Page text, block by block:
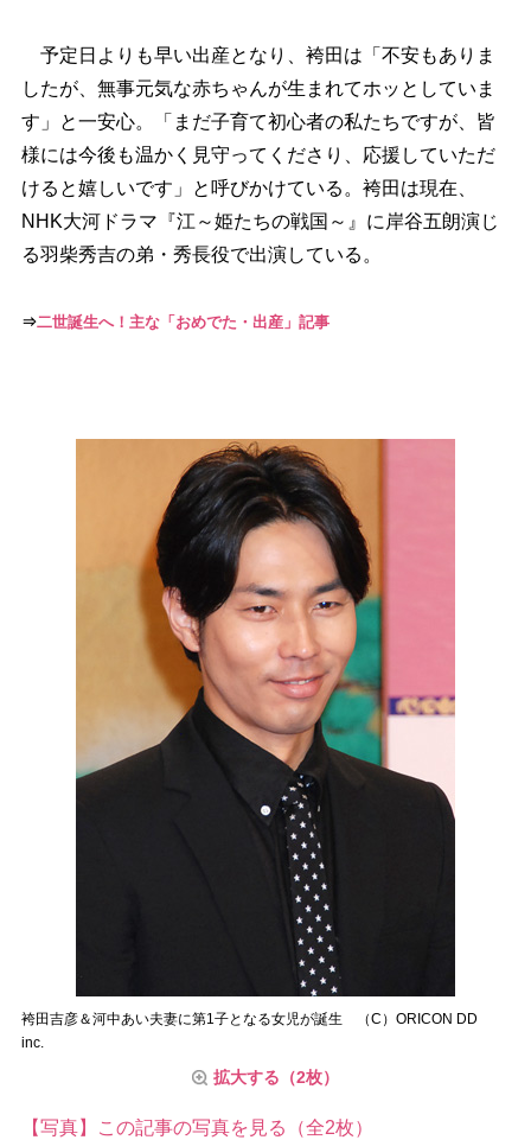
予定日よりも早い出産となり、袴田は「不安もありま
したが、無事元気な赤ちゃんが生まれてホッとしていま
す」と一安心。「まだ子育て初心者の私たちですが、皆
様には今後も温かく見守ってくださり、応援していただ
けると嬉しいです」と呼びかけている。袴田は現在、
NHK大河ドラマ『江～姫たちの戦国～』に岸谷五朗演じ
る羽柴秀吉の弟・秀長役で出演している。
⇒二世誕生へ！主な「おめでた・出産」記事
袴田吉彦＆河中あい夫妻に第1子となる女児が誕生 （C）ORICON DD
inc.
拡大する（2枚）
【写真】この記事の写真を見る（全2枚）